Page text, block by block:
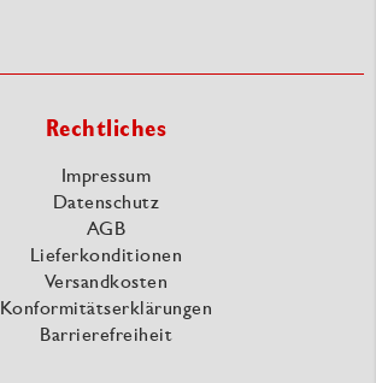
Rechtliches
Impressum
Datenschutz
AGB
Lieferkonditionen
Versandkosten
Konformitätserklärungen
Barrierefreiheit